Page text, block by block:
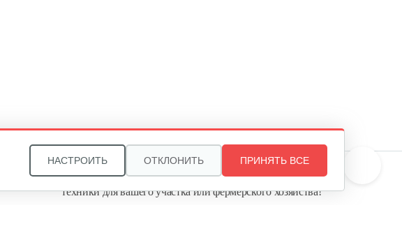
30 руб Смотреть
Звоните, и мы поможем подобрать идеальный вариант
техники для вашего участка или фермерского хозяйства!
НАСТРОИТЬ ОТКЛОНИТЬ ПРИНЯТЬ ВСЕ